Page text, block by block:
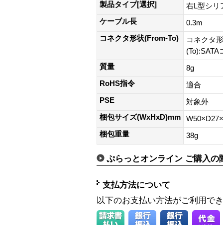
製品タイプ[選択]
右L型シリ
ケーブル長
0.3m
コネクタ形状(From-To)
コネクタ
(To):SATA
質量
8g
RoHS指令
適合
PSE
対象外
梱包サイズ(WxHxD)mm
梱包重量
38g
ぷらっとオンライン ご購入の
支払方法について
以下のお支払い方法がご利用で